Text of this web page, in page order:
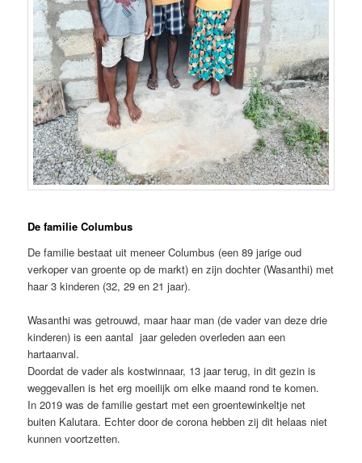
De familie Columbus
De familie bestaat uit meneer Columbus (een 89 jarige oud
verkoper van groente op de markt) en zijn dochter (Wasanthi) met
haar 3 kinderen (32, 29 en 21 jaar).
Wasanthi was getrouwd, maar haar man (de vader van deze drie
kinderen) is een aantal jaar geleden overleden aan een
hartaanval.
Doordat de vader als kostwinnaar, 13 jaar terug, in dit gezin is
weggevallen is het erg moeilijk om elke maand rond te komen.
In 2019 was de familie gestart met een groentewinkeltje net
buiten Kalutara. Echter door de corona hebben zij dit helaas niet
kunnen voortzetten.